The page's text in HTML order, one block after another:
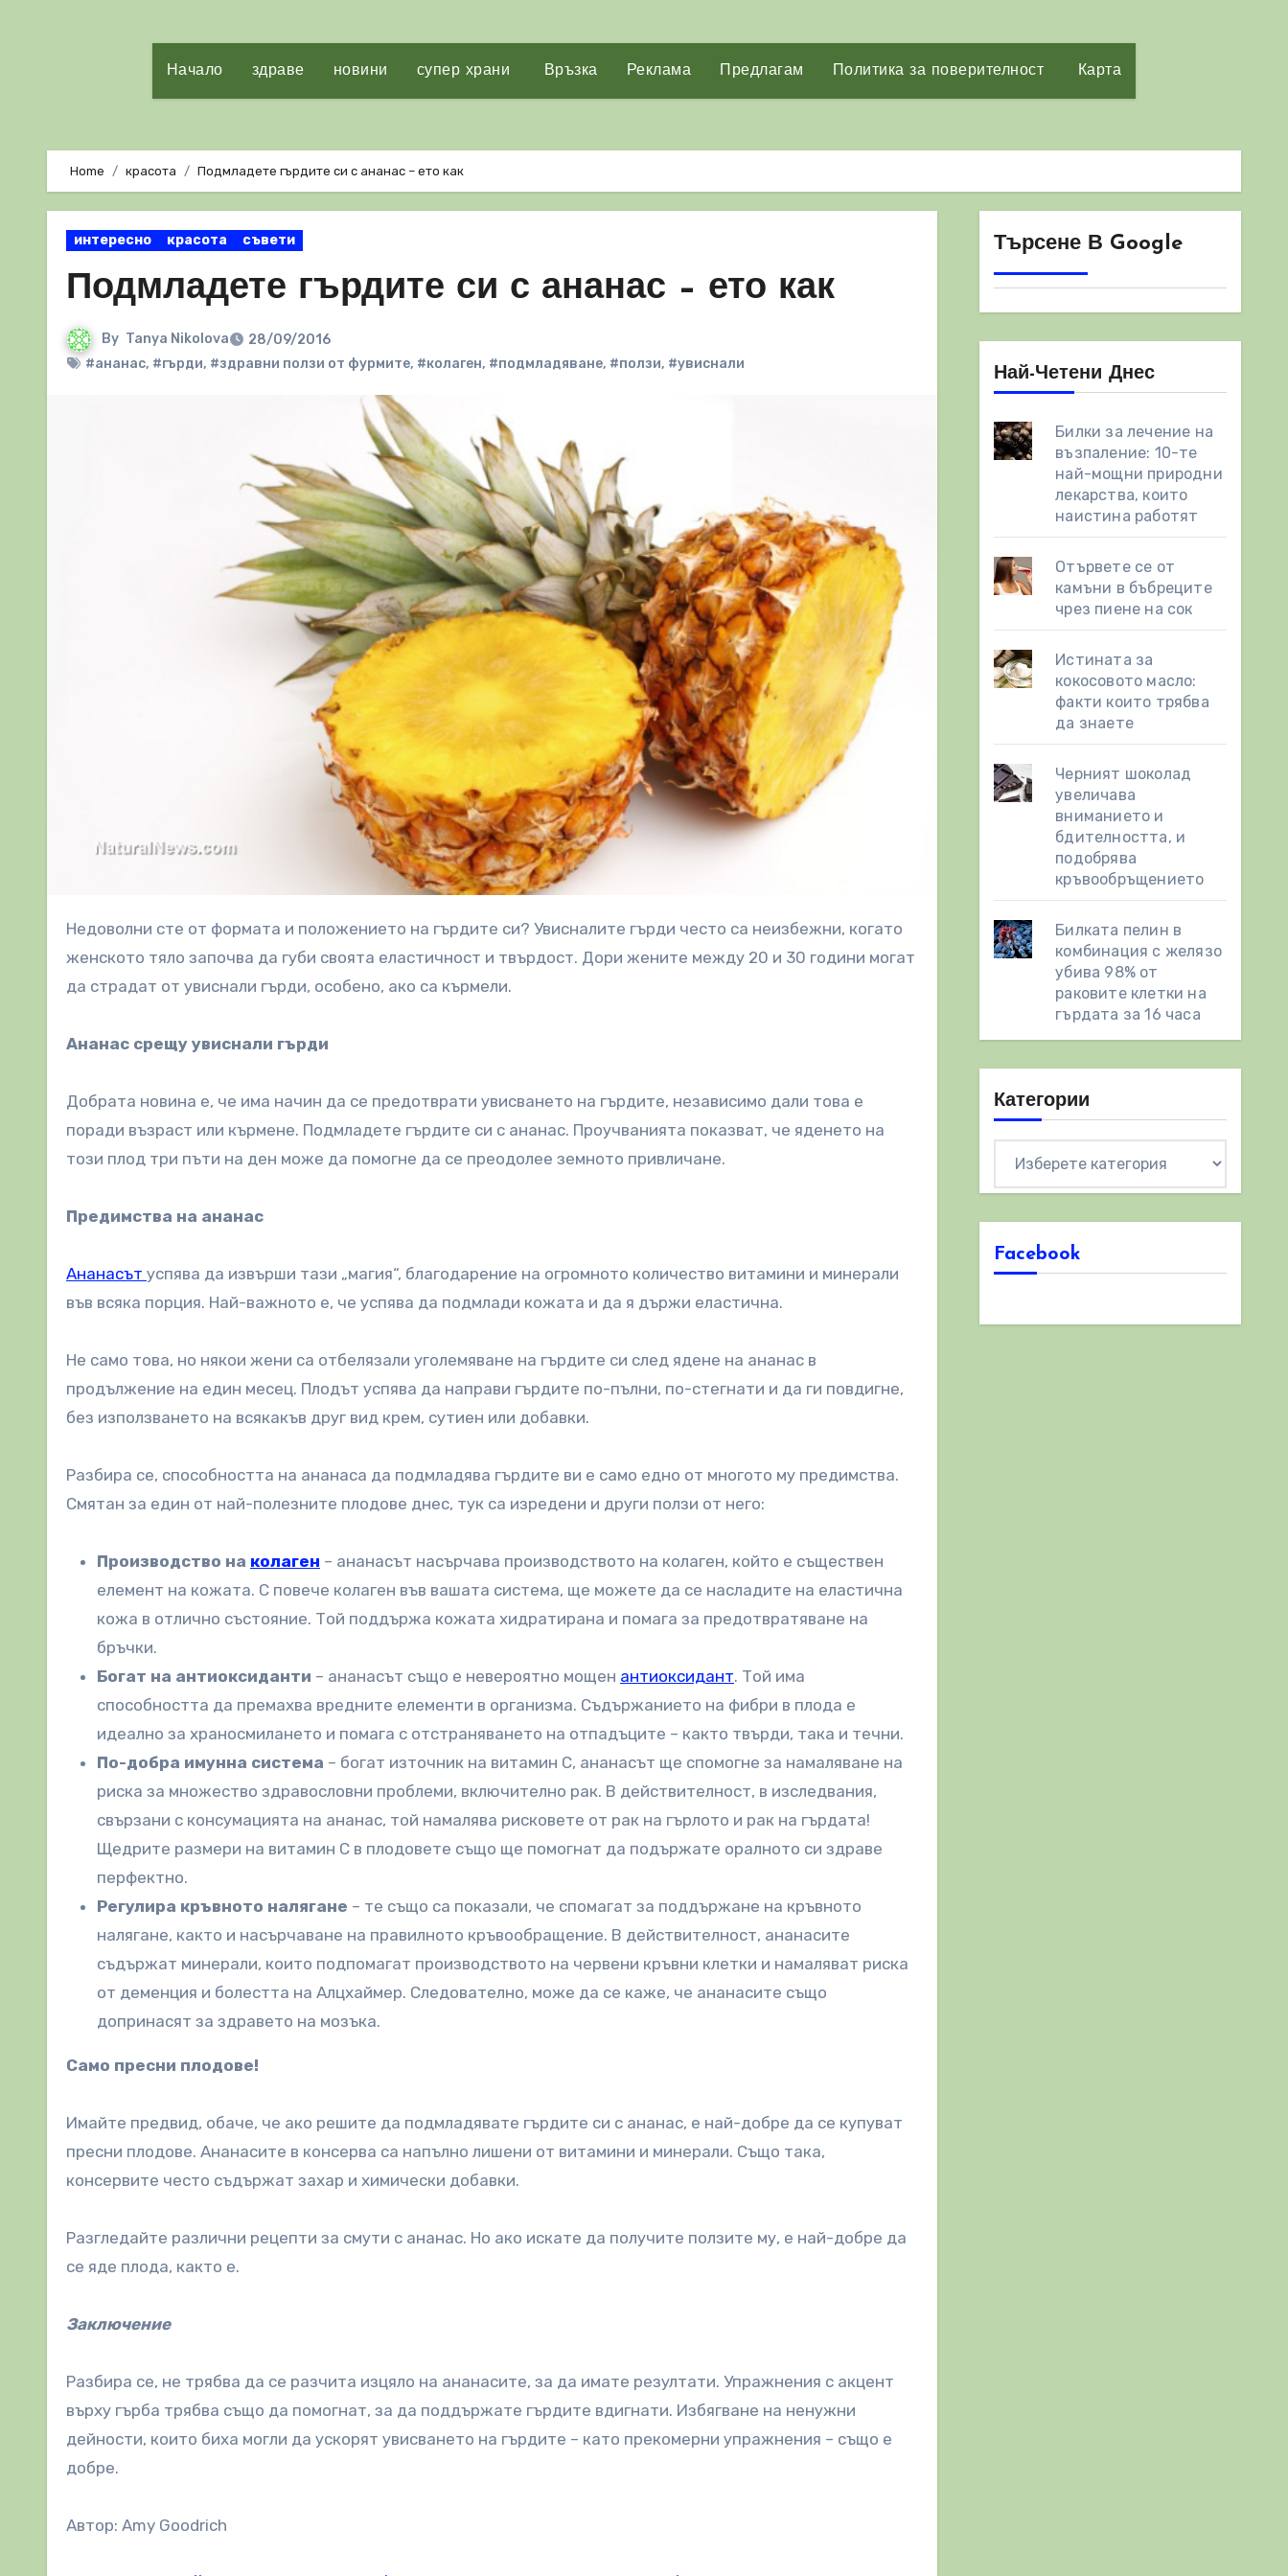
Начало здраве новини супер храни Връзка Реклама Предлагам Политика за поверителност Карта
Home красота Подмладете гърдите си с ананас – ето как
интересно красота съвети
Подмладете гърдите си с ананас – ето как
By Tanya Nikolova
28/09/2016
#ананас, #гърди, #здравни ползи от фурмите, #колаген, #подмладяване, #ползи, #увиснали
Недоволни сте от формата и положението на гърдите си? Увисналите гърди често са неизбежни, когато
женското тяло започва да губи своята еластичност и твърдост. Дори жените между 20 и 30 години могат
да страдат от увиснали гърди, особено, ако са кърмели.
Ананас срещу увиснали гърди
Добрата новина е, че има начин да се предотврати увисването на гърдите, независимо дали това е
поради възраст или кърмене. Подмладете гърдите си с ананас. Проучванията показват, че яденето на
този плод три пъти на ден може да помогне да се преодолее земното привличане.
Предимства на ананас
Ананасът успява да извърши тази „магия“, благодарение на огромното количество витамини и минерали
във всяка порция. Най-важното е, че успява да подмлади кожата и да я държи еластична.
Не само това, но някои жени са отбелязали уголемяване на гърдите си след ядене на ананас в
продължение на един месец. Плодът успява да направи гърдите по-пълни, по-стегнати и да ги повдигне,
без използването на всякакъв друг вид крем, сутиен или добавки.
Разбира се, способността на ананаса да подмладява гърдите ви е само едно от многото му предимства.
Смятан за един от най-полезните плодове днес, тук са изредени и други ползи от него:
Производство на колаген – ананасът насърчава производството на колаген, който е съществен
елемент на кожата. С повече колаген във вашата система, ще можете да се насладите на еластична
кожа в отлично състояние. Той поддържа кожата хидратирана и помага за предотвратяване на
бръчки.
Богат на антиоксиданти – ананасът също е невероятно мощен антиоксидант. Той има
способността да премахва вредните елементи в организма. Съдържанието на фибри в плода е
идеално за храносмилането и помага с отстраняването на отпадъците – както твърди, така и течни.
По-добра имунна система – богат източник на витамин С, ананасът ще спомогне за намаляване на
риска за множество здравословни проблеми, включително рак. В действителност, в изследвания,
свързани с консумацията на ананас, той намалява рисковете от рак на гърлото и рак на гърдата!
Щедрите размери на витамин С в плодовете също ще помогнат да подържате оралното си здраве
перфектно.
Регулира кръвното налягане – те също са показали, че спомагат за поддържане на кръвното
налягане, както и насърчаване на правилното кръвообращение. В действителност, ананасите
съдържат минерали, които подпомагат производството на червени кръвни клетки и намаляват риска
от деменция и болестта на Алцхаймер. Следователно, може да се каже, че ананасите също
допринасят за здравето на мозъка.
Само пресни плодове!
Имайте предвид, обаче, че ако решите да подмладявате гърдите си с ананас, е най-добре да се купуват
пресни плодове. Ананасите в консерва са напълно лишени от витамини и минерали. Също така,
консервите често съдържат захар и химически добавки.
Разгледайте различни рецепти за смути с ананас. Но ако искате да получите ползите му, е най-добре да
се яде плода, както е.
Заключение
Разбира се, не трябва да се разчита изцяло на ананасите, за да имате резултати. Упражнения с акцент
върху гърба трябва също да помогнат, за да поддържате гърдите вдигнати. Избягване на ненужни
дейности, които биха могли да ускорят увисването на гърдите – като прекомерни упражнения – също е
добре.
Автор: Amy Goodrich
Търсене В Google
Най-Четени Днес
Билки за лечение на
възпаление: 10-те
най-мощни природни
лекарства, които
наистина работят
Отървете се от
камъни в бъбреците
чрез пиене на сок
Истината за
кокосовото масло:
факти които трябва
да знаете
Черният шоколад
увеличава
вниманието и
бдителността, и
подобрява
кръвообръщението
Билката пелин в
комбинация с желязо
убива 98% от
раковите клетки на
гърдата за 16 часа
Категории
Facebook